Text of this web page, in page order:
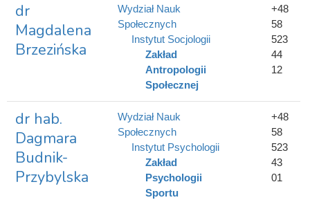
dr
Magdalena
Brzezińska
+48
58
523
44
12
Wydział Nauk
Społecznych
Instytut Socjologii
Zakład
Antropologii
Społecznej
dr hab.
Dagmara
Budnik-
Przybylska
+48
58
523
43
01
Wydział Nauk
Społecznych
Instytut Psychologii
Zakład
Psychologii
Sportu